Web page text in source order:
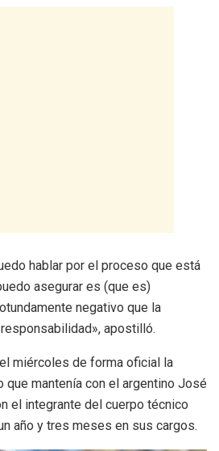
hablar por el proceso que está
asegurar es (que es)
negativo que la
apostilló.
miércoles de forma oficial la
que mantenía con el argentino José
el integrante del cuerpo técnico
año y tres meses en sus cargos.